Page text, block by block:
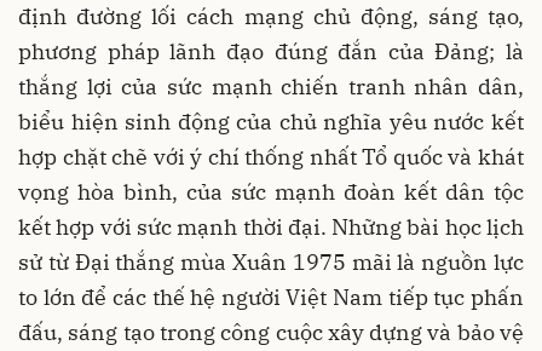
định đường lối cách mạng chủ động, sáng tạo,
phương pháp lãnh đạo đúng đắn của Đảng; là
thắng lợi của sức mạnh chiến tranh nhân dân,
biểu hiện sinh động của chủ nghĩa yêu nước kết
hợp chặt chẽ với ý chí thống nhất Tổ quốc và khát
vọng hòa bình, của sức mạnh đoàn kết dân tộc
kết hợp với sức mạnh thời đại. Những bài học lịch
sử từ Đại thắng mùa Xuân 1975 mãi là nguồn lực
to lớn để các thế hệ người Việt Nam tiếp tục phấn
đấu, sáng tạo trong công cuộc xây dựng và bảo vệ